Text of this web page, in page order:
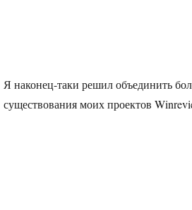
Я наконец-таки решил объединить
существования моих проектов